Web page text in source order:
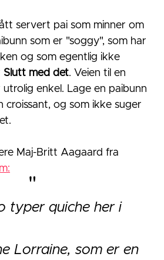
servert pai som minner om
som er "soggy", som har
og som egentlig ikke
Slutt med det. Veien til en
enkel. Lage en paibunn
croissant, og som ikke suger
Maj-Britt Aagaard fra
"
typer quiche her i
Lorraine, som er en